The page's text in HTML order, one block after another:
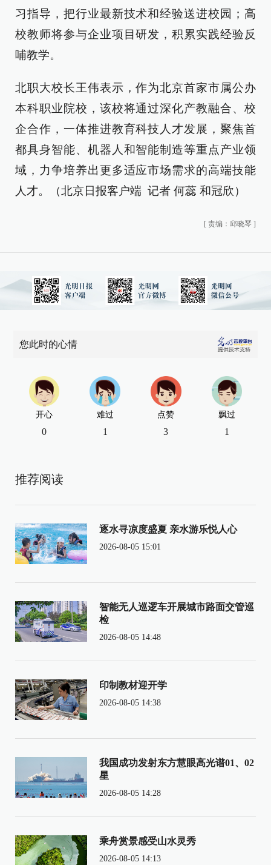
习指导，把行业最新技术和经验送进校园；高
校教师将参与企业项目研发，积累实践经验反
哺教学。
北职大校长王伟表示，作为北京首家市属公办
本科职业院校，该校将通过深化产教融合、校
企合作，一体推进教育科技人才发展，聚焦首
都具身智能、机器人和智能制造等重点产业领
域，力争培养出更多适应市场需求的高端技能
人才。（北京日报客户端 记者 何蕊 和冠欣）
[ 责编：邱晓琴 ]
您此时的心情
开心
0
难过
1
点赞
3
飘过
1
推荐阅读
逐水寻凉度盛夏 亲水游乐悦人心
2026-08-05 15:01
智能无人巡逻车开展城市路面交管巡
检
2026-08-05 14:48
印制教材迎开学
2026-08-05 14:38
我国成功发射东方慧眼高光谱01、02
星
2026-08-05 14:28
乘舟赏景感受山水灵秀
2026-08-05 14:13